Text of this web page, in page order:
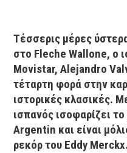
Τέσσερις μέρες
στο Fleche Wallone, ο
Movistar, Alejandro
τέταρτη φορά στην
ιστορικές κλασικές.
ισπανός ισοφαρίζει
Argentin και είναι
ρεκόρ του Eddy Merckx.